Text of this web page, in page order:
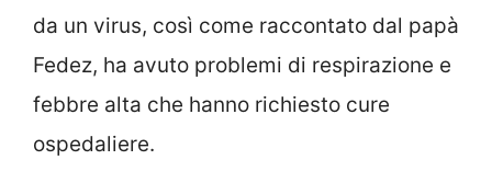
da un virus, così come raccontato dal papà
Fedez, ha avuto problemi di respirazione e
febbre alta che hanno richiesto cure
ospedaliere.